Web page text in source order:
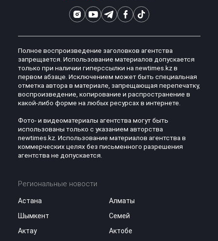
Полное воспроизведение заголовков агентства
запрещается. Использование материалов допускается
только при наличии гиперссылки на newtimes.kz в
первом абзаце. Исключением может быть специальная
отметка автора в материале, запрещающая перепечатку,
воспроизведение, копирование и распространение в
какой-либо форме на любых ресурсах в интернете.
Фото- и видеоматериалы агентства могут быть
использованы только с указанием авторства
newtimes.kz. Использование материалов агентства в
коммерческих целях без письменного разрешения
агентства не допускается.
Региональные новости
Астана
Алматы
Шымкент
Семей
Актау
Актобе